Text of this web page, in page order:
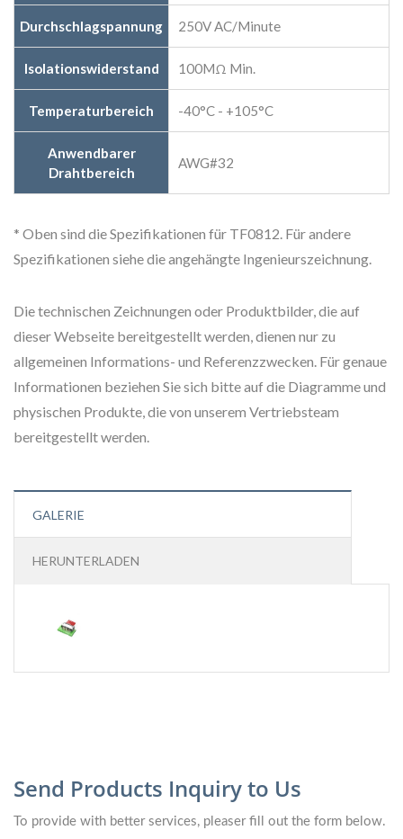
Durchschlagspannung 250V AC/Minute
Isolationswiderstand 100MΩ Min.
Temperaturbereich -40°C - +105°C
Anwendbarer
Drahtbereich
AWG#32
* Oben sind die Spezifikationen für TF0812. Für andere
Spezifikationen siehe die angehängte Ingenieurszeichnung.
Die technischen Zeichnungen oder Produktbilder, die auf
dieser Webseite bereitgestellt werden, dienen nur zu
allgemeinen Informations- und Referenzzwecken. Für genaue
Informationen beziehen Sie sich bitte auf die Diagramme und
physischen Produkte, die von unserem Vertriebsteam
bereitgestellt werden.
GALERIE
HERUNTERLADEN